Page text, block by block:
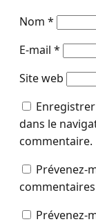
Nom *
E-mail *
Site web
dans le
commentaire.
Prévenez-
Prévenez-